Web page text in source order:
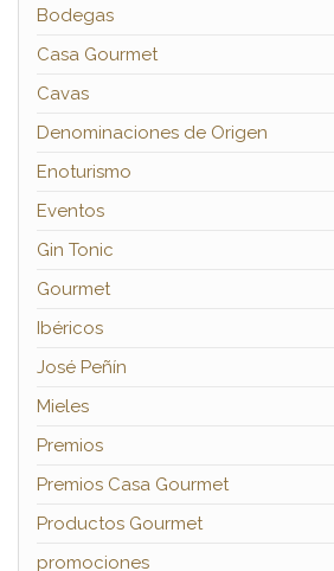
Bodegas
Casa Gourmet
Cavas
Denominaciones de Origen
Enoturismo
Eventos
Gin Tonic
Gourmet
Ibéricos
José Peñín
Mieles
Premios
Premios Casa Gourmet
Productos Gourmet
promociones